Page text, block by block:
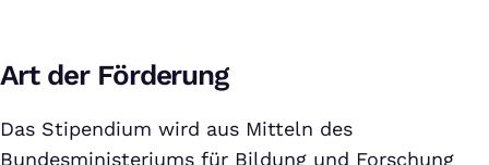
Art der Förderung
Das Stipendium wird aus Mitteln des
Bundesministeriums für Bildung und Forschung